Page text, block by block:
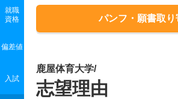
パンフ・願書取り
就職
資格
偏差値
入試
鹿屋体育大学/
志望理由